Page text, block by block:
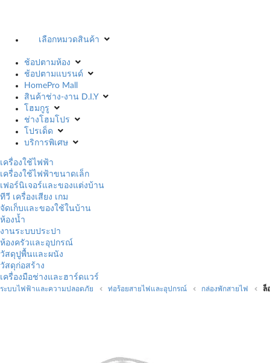
เลือกหมวดสินค้า
ช้อปตามห้อง
ช้อปตามแบรนด์
HomePro Mall
สินค้าช่าง-งาน D.I.Y
โฮมกูรู
ช่างโฮมโปร
โปรเด็ด
บริการพิเศษ
เครื่องใช้ไฟฟ้า
เครื่องใช้ไฟฟ้าขนาดเล็ก
เฟอร์นิเจอร์และของแต่งบ้าน
ทีวี เครื่องเสียง เกม
จัดเก็บและของใช้ในบ้าน
ห้องน้ำ
งานระบบประปา
ห้องครัวและอุปกรณ์
วัสดุปูพื้นและผนัง
วัสดุก่อสร้าง
เครื่องมือช่างและฮาร์ดแวร์
ระบบไฟฟ้าและความปลอดภัย ท่อร้อยสายไฟและอุปกรณ์ กล่องพักสายไฟ ล็